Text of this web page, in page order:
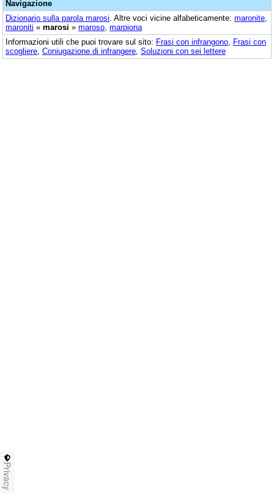
Navigazione
Dizionario sulla parola marosi . Altre voci vicine alfabeticamente: maronite
maroniti « marosi » maroso marpiona
Informazioni utili che puoi trovare sul sito: Frasi con infrangono Frasi con
scogliere Coniugazione di infrangere Soluzioni con sei lettere
Privacy